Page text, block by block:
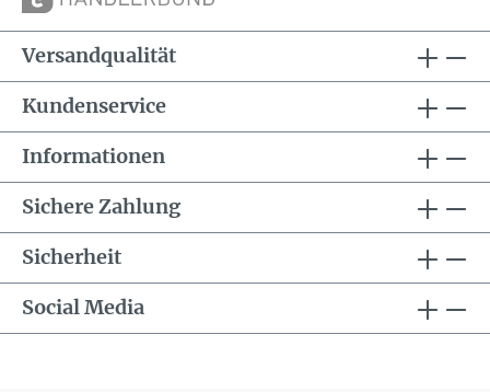
Versandqualität
Kundenservice
Informationen
Sichere Zahlung
Sicherheit
Social Media